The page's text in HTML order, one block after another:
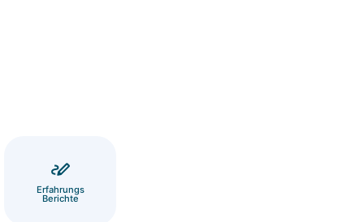
Erfahrungs
Berichte